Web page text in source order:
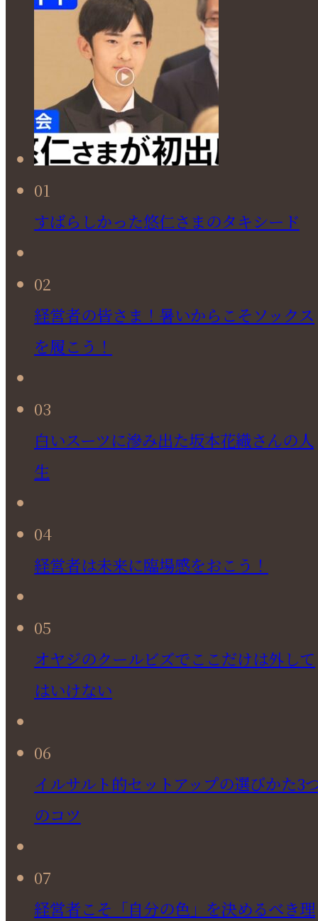
01
すばらしかった悠仁さまのタキシード
02
経営者の皆さま！暑いからこそソックス
を履こう！
03
白いスーツに滲み出た坂本花織さんの人
生
04
経営者は未来に臨場感をおこう！
05
オヤジのクールビズでここだけは外して
はいけない
06
イルサルト的セットアップの選びかた3
のコツ
07
経営者こそ「自分の色」を決めるべき理